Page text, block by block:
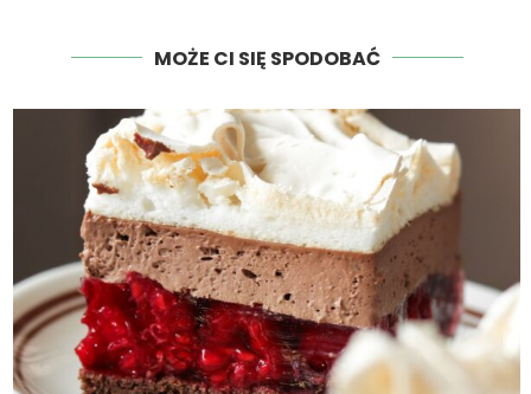
MOŻE CI SIĘ SPODOBAĆ